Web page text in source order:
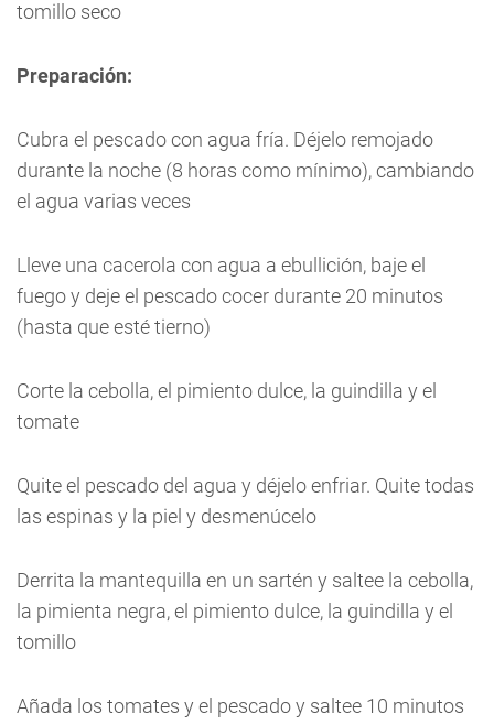
tomillo seco
Preparación:
Cubra el pescado con agua fría. Déjelo remojado
durante la noche (8 horas como mínimo), cambiando
el agua varias veces
Lleve una cacerola con agua a ebullición, baje el
fuego y deje el pescado cocer durante 20 minutos
(hasta que esté tierno)
Corte la cebolla, el pimiento dulce, la guindilla y el
tomate
Quite el pescado del agua y déjelo enfriar. Quite todas
las espinas y la piel y desmenúcelo
Derrita la mantequilla en un sartén y saltee la cebolla,
la pimienta negra, el pimiento dulce, la guindilla y el
tomillo
Añada los tomates y el pescado y saltee 10 minutos